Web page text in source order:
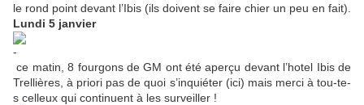
le rond point devant l’Ibis (ils doivent se faire chier un peu en fait).
Lundi 5 janvier
ce matin, 8 fourgons de GM ont été aperçu devant l’hotel Ibis de
Trellières, à priori pas de quoi s’inquiéter (ici) mais merci à tou-te-
s celleux qui continuent à les surveiller !